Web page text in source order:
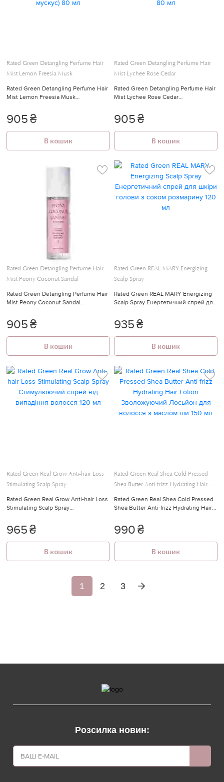
Rated Green Detangling Perfume Hair
Mist Lemon Freesia Musk
Rated Green Detangling Perfume Hair
Mist Lemon Freesia Musk
(лимон-фрезія-мускус) 80 мл
905₴
В кошик
Rated Green Detangling Perfume Hair
Mist Lychee Rose Cedar
Rated Green Detangling Perfume Hair
Mist Lychee Rose Cedar
(лічі-троянда-кедр) 80 мл
905₴
В кошик
Rated Green Detangling Perfume Hair
Mist Peony Coconut Sandal
Rated Green Detangling Perfume Hair
Mist Peony Coconut Sandal
(півонія-кокос-сандал) 80 мл
905₴
В кошик
Rated Green REAL MARY Energizing
Scalp Spray
Rated Green REAL MARY Energizing
Scalp Spray Енергетичний спрей для
мл
935₴
В кошик
Rated Green Real Grow Anti-hair Loss
Stimulating Scalp Spray
Rated Green Real Grow Anti-hair Loss
Stimulating Scalp Spray
волосся 120 мл
965₴
В кошик
Rated Green Real Shea Cold Pressed
Shea Butter Anti-frizz Hydrating Hair
Rated Green Real Shea Cold Pressed
Shea Butter Anti-frizz Hydrating Hair
волосся з маслом ши 150 мл
990₴
В кошик
1 2 3
Розсилка новин: